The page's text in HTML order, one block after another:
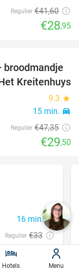
Regulier €41,60
€28,95
38%
broodmandje
Kreitenhuys
9.3 star
15 min. directions_car
Regulier €47,35
€29,50
16 min.directions_car
Regulier €33
,90
Hotels Menu